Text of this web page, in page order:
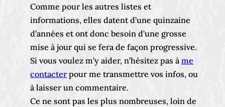
Comme pour les autres listes et
informations, elles datent d’une quinzaine
d’années et ont donc besoin d’une grosse
mise à jour qui se fera de façon progressive.
Si vous voulez m’y aider, n’hésitez pas à me
contacterpour me transmettre vos infos, ou
à laisser un commentaire.
Ce ne sont pas les plus nombreuses, loin de